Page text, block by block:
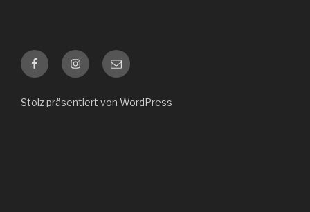
FacebookInstagram
E-
Mail
Stolz präsentiert von WordPress